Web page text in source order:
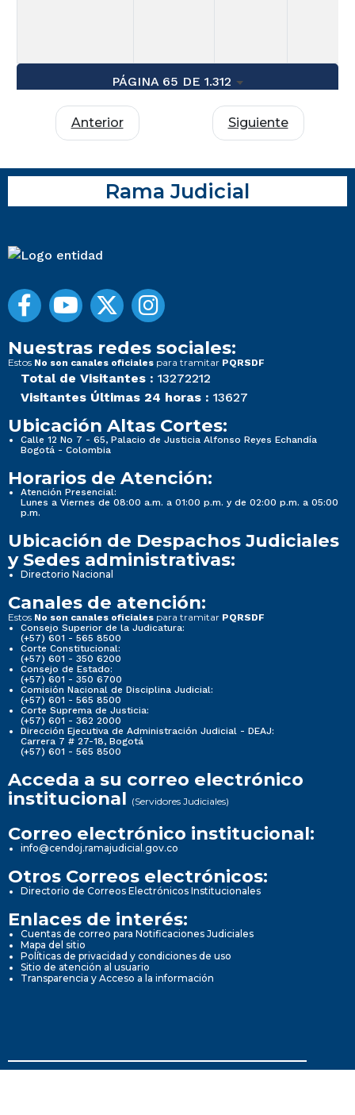
PÁGINA 65 DE 1.312
Anterior Siguiente
Rama Judicial
Nuestras redes sociales:
Estos No son canales oficiales para tramitar PQRSDF
Total de Visitantes : 13272212
Visitantes Últimas 24 horas : 13627
Ubicación Altas Cortes:
Calle 12 No 7 - 65, Palacio de Justicia Alfonso Reyes Echandía
Bogotá - Colombia
Horarios de Atención:
Atención Presencial:
Lunes a Viernes de 08:00 a.m. a 01:00 p.m. y de 02:00 p.m. a 05:00
p.m.
Ubicación de Despachos Judiciales
y Sedes administrativas:
Directorio Nacional
Canales de atención:
Estos No son canales oficiales para tramitar PQRSDF
Consejo Superior de la Judicatura:
(+57) 601 - 565 8500
Corte Constitucional:
(+57) 601 - 350 6200
Consejo de Estado:
(+57) 601 - 350 6700
Comisión Nacional de Disciplina Judicial:
(+57) 601 - 565 8500
Corte Suprema de Justicia:
(+57) 601 - 362 2000
Dirección Ejecutiva de Administración Judicial - DEAJ:
Carrera 7 # 27-18, Bogotá
(+57) 601 - 565 8500
Acceda a su correo electrónico
institucional (Servidores Judiciales)
Correo electrónico institucional:
info@cendoj.ramajudicial.gov.co
Otros Correos electrónicos:
Directorio de Correos Electrónicos Institucionales
Enlaces de interés:
Cuentas de correo para Notificaciones Judiciales
Mapa del sitio
Políticas de privacidad y condiciones de uso
Sitio de atención al usuario
Transparencia y Acceso a la información